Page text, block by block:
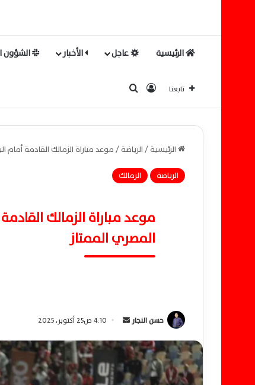
الرئيسية عاجل الأخبار الشؤون
تابعنا تسجيل الدخول
الرئيسية/الرياضة/موعد مباراة الزمالك القادمة أمام
الرياضة
الزمالك
موعد مباراة الزمالك
المصري الممتاز
حسن النجار
س
ل
4:10 ص25 أكتوبر، 2025